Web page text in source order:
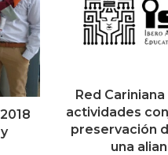
Red
actividades
preservación
una